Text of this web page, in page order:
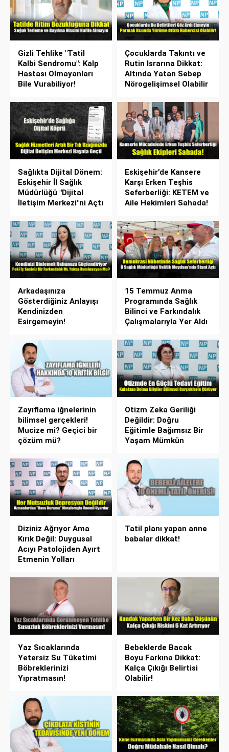
Gizli Tehlike "Tatil
Kalbi Sendromu": Kalp
Hastası Olmayanları
Bile Vurabiliyor!
Çocuklarda Takıntı ve
Rutin Israrına Dikkat:
Altında Yatan Sebep
Nörogelişimsel Olabilir
Sağlıkta Dijital Dönem:
Eskişehir İl Sağlık
Müdürlüğü "Dijital
İletişim Merkezi"ni Açtı
Eskişehir’de Kansere
Karşı Erken Teşhis
Seferberliği: KETEM ve
Aile Hekimleri Sahada!
Arkadaşınıza
Gösterdiğiniz Anlayışı
Kendinizden
Esirgemeyin!
15 Temmuz Anma
Programında Sağlık
Bilinci ve Farkındalık
Çalışmalarıyla Yer Aldı
Zayıflama iğnelerinin
bilimsel gerçekleri!
Mucize mi? Geçici bir
çözüm mü?
Otizm Zeka Geriliği
Değildir: Doğru
Eğitimle Bağımsız Bir
Yaşam Mümkün
Diziniz Ağrıyor Ama
Kırık Değil: Duygusal
Acıyı Patolojiden Ayırt
Etmenin Yolları
Tatil planı yapan anne
babalar dikkat!
Yaz Sıcaklarında
Yetersiz Su Tüketimi
Böbreklerinizi
Yıpratmasın!
Bebeklerde Bacak
Boyu Farkına Dikkat:
Kalça Çıkığı Belirtisi
Olabilir!